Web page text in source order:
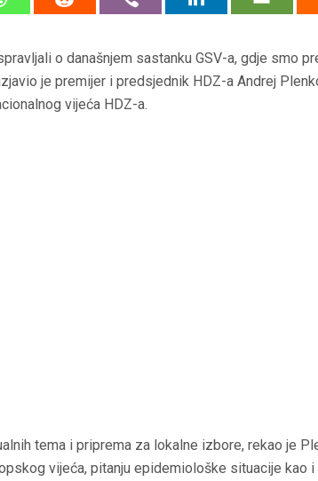
o današnjem sastanku GSV-a, gdje smo
je premijer i predsjednik HDZ-a Andrej
vijeća HDZ-a.
tema i priprema za lokalne izbore, rekao je
vijeća, pitanju epidemiološke situacije kao i